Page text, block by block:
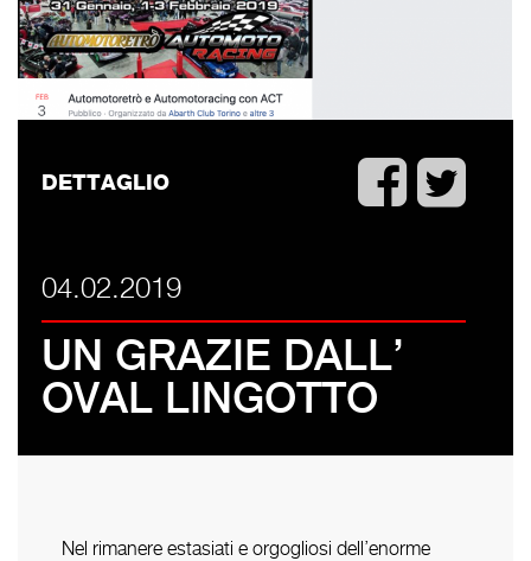
DETTAGLIO
04.02.2019
UN GRAZIE DALL’
OVAL LINGOTTO
Nel rimanere estasiati e orgogliosi dell’enorme